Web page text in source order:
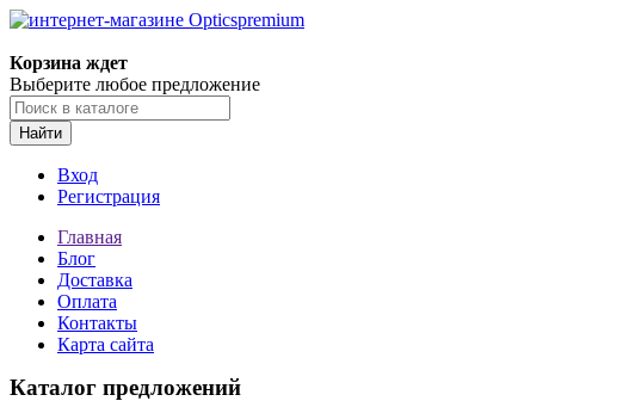
Корзина ждет
Выберите любое предложение
Найти
Вход
Регистрация
Главная
Блог
Доставка
Оплата
Контакты
Карта сайта
Каталог предложений